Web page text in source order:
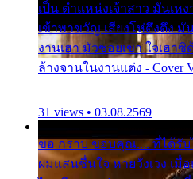
เป็น ตำแหน่งเจ้าสาว มันเ
เข้าพาขวัญ เสียงโห่ตึงตึง
งานเฮา มัวซอยเขา ใจเฮ
ล้างจานในงานแต่ง - Cover
31 views • 03.08.2569
ขอ กราบ ขอบคุณ.... ที่ได้รั
ผมแสนชื่นใจ หายวังเวง เมื่